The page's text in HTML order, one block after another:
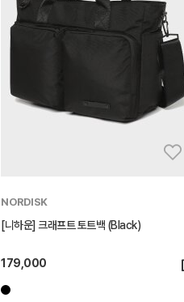
NORDISK
[니하운] 크래프트 토트백 (Black)
179,000